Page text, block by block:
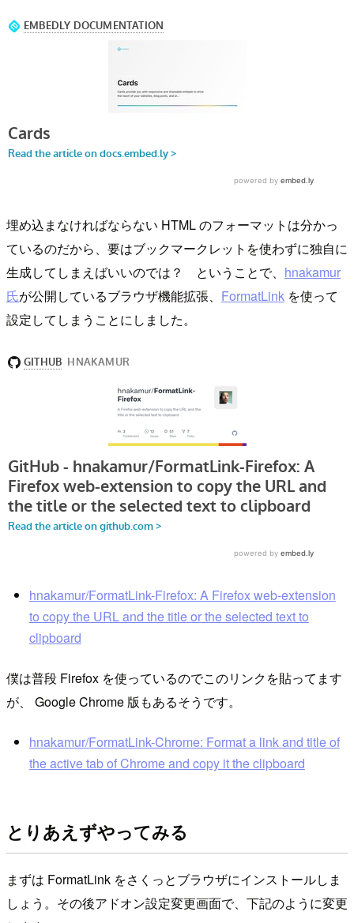
埋め込まなければならない HTML のフォーマットは分かっ
ているのだから、要はブックマークレットを使わずに独自に
生成してしまえばいいのでは？ ということで、 hnakamur
氏が公開しているブラウザ機能拡張、 FormatLink を使って
設定してしまうことにしました。
hnakamur/FormatLink-Firefox: A Firefox web-extension
to copy the URL and the title or the selected text to
clipboard
僕は普段 Firefox を使っているのでこのリンクを貼ってます
が、 Google Chrome 版もあるそうです。
hnakamur/FormatLink-Chrome: Format a link and title of
the active tab of Chrome and copy it the clipboard
とりあえずやってみる
まずは FormatLink をさくっとブラウザにインストールしま
しょう。その後アドオン設定変更画面で、下記のように変更